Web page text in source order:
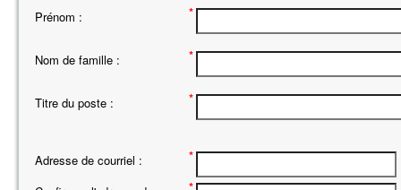
Prénom : *
Nom de famille : *
Titre du poste : *
Adresse de courriel : *